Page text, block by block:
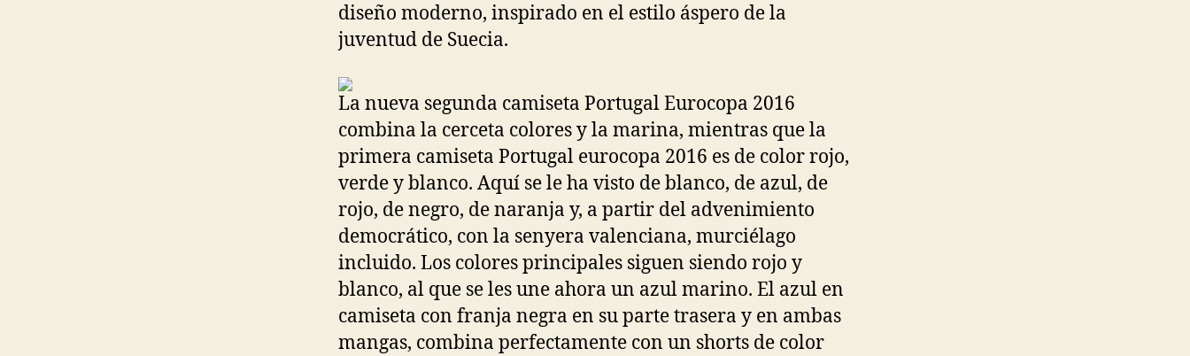
diseño moderno, inspirado en el estilo áspero de la
juventud de Suecia.
La nueva segunda camiseta Portugal Eurocopa 2016
combina la cerceta colores y la marina, mientras que la
primera camiseta Portugal eurocopa 2016 es de color rojo,
verde y blanco. Aquí se le ha visto de blanco, de azul, de
rojo, de negro, de naranja y, a partir del advenimiento
democrático, con la senyera valenciana, murciélago
incluido. Los colores principales siguen siendo rojo y
blanco, al que se les une ahora un azul marino. El azul en
camiseta con franja negra en su parte trasera y en ambas
mangas, combina perfectamente con un shorts de color